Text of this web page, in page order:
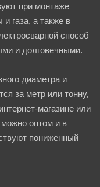
при монтаже
газа, а также в
способ
и долговечными.
диаметра и
за метр или тонну,
магазине или
оптом и в
пониженный